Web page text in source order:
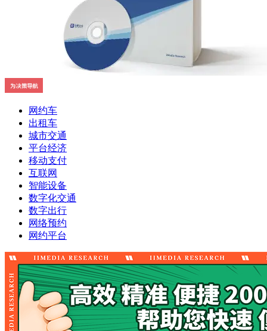
网约车
出租车
城市交通
平台经济
移动支付
互联网
智能设备
数字化交通
数字出行
网络预约
网约平台